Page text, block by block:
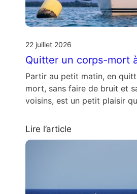
22 juillet 2026
Quitter un corps-mort
Partir au petit matin, en
mort, sans faire de bruit et
voisins, est un petit plaisir
Lire l’article